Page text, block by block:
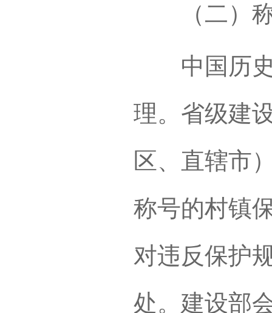
（二）称
中国历史
理。省级建
区、直辖市
称号的村镇
对违反保护
处。建设部